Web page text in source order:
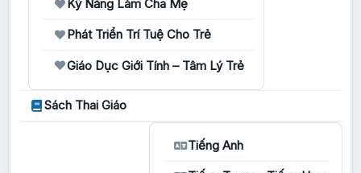
Kỹ Năng Làm Cha Mẹ
Phát Triển Trí Tuệ Cho Trẻ
Giáo Dục Giới Tính – Tâm Lý Trẻ
Sách Thai Giáo
Tiếng Anh